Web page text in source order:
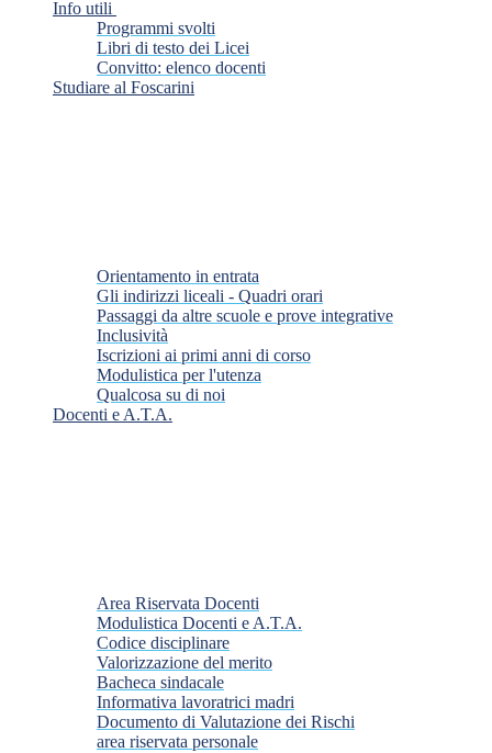
Info utili
Programmi svolti
Libri di testo dei Licei
Convitto: elenco docenti
Studiare al Foscarini
Orientamento in entrata
Gli indirizzi liceali - Quadri orari
Passaggi da altre scuole e prove integrative
Inclusività
Iscrizioni ai primi anni di corso
Modulistica per l'utenza
Qualcosa su di noi
Docenti e A.T.A.
Area Riservata Docenti
Modulistica Docenti e A.T.A.
Codice disciplinare
Valorizzazione del merito
Bacheca sindacale
Informativa lavoratrici madri
Documento di Valutazione dei Rischi
area riservata personale